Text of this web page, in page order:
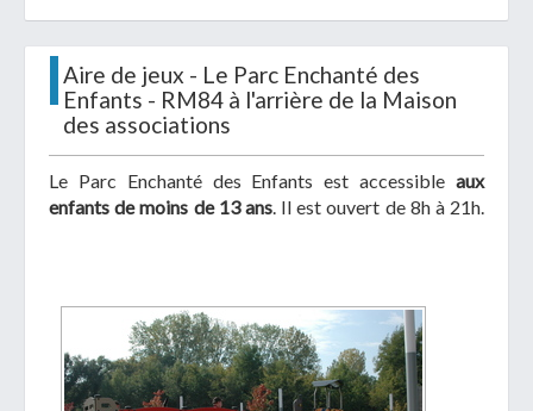
Aire de jeux - Le Parc Enchanté des
Enfants - RM84 à l'arrière de la Maison
des associations
Le Parc Enchanté des Enfants est accessible aux
enfants de moins de 13 ans. Il est ouvert de 8h à 21h.
Votre demande :
Télécharger votre fichier
Uniquement PDF (.pdf), JPEG (.jpeg / .jpg) ou